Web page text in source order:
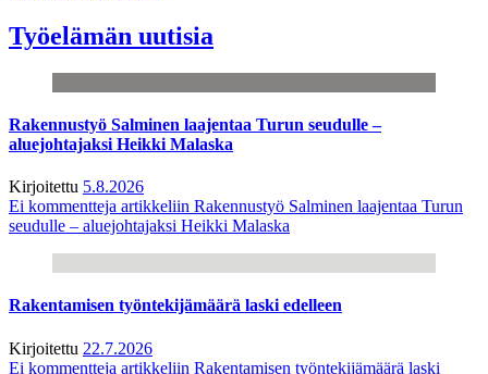
Työelämän uutisia
Rakennustyö Salminen laajentaa Turun seudulle –
aluejohtajaksi Heikki Malaska
Kirjoitettu 5.8.2026
Ei kommentteja artikkeliin Rakennustyö Salminen laajentaa Turun
seudulle – aluejohtajaksi Heikki Malaska
Rakentamisen työntekijämäärä laski edelleen
Kirjoitettu 22.7.2026
Ei kommentteja artikkeliin Rakentamisen työntekijämäärä laski